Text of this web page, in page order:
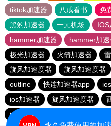
tiktok加速器
八戒看书
免
黑豹加速器
一元机场 IOS
hammer加速器
hammer加速
极光加速器
火箭加速器
旋风加速度器
旋风加速度器
outline
快连加速器app
ios加速器
旋风加速度器
ios加速器